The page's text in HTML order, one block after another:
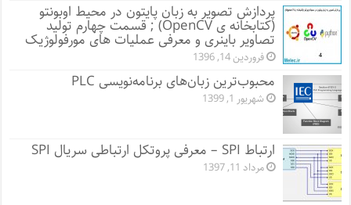
پردازش تصویر به زبان پایتون در محیط اوبونتو
(کتابخانه ی OpenCV) ; قسمت چهارم تولید
تصاویر باینری و معرفی عملیات های مورفولوژیک
فروردین 14, 1396
محبوب‌ترین زبان‌های برنامه‌نویسی PLC
شهریور 1, 1399
ارتباط SPI – معرفی پروتکل ارتباطی سریال SPI
مرداد 11, 1397